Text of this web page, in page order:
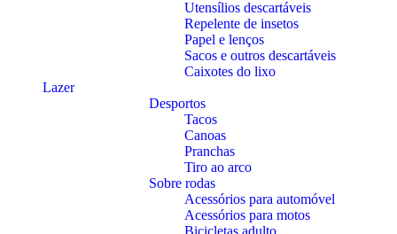
Utensílios descartáveis
Repelente de insetos
Papel e lenços
Sacos e outros descartáveis
Caixotes do lixo
Lazer
Desportos
Tacos
Canoas
Pranchas
Tiro ao arco
Sobre rodas
Acessórios para automóvel
Acessórios para motos